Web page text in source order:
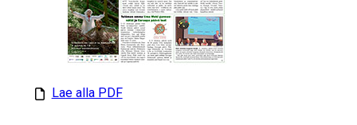
Lae alla PDF